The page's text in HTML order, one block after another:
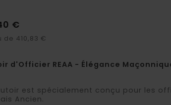
€
de 410,83 €
d'Officier REAA - Élégance
est spécialement conçu pour les
Ancien.